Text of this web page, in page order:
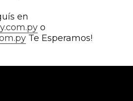
en
o
Te Esperamos!